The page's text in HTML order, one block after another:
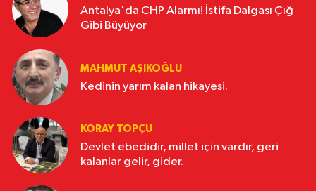
Antalya'da CHP Alarmı! İstifa Dalgası Çığ
Gibi Büyüyor
MAHMUT AŞIKOĞLU
Kedinin yarım kalan hikayesi.
KORAY TOPÇU
Devlet ebedidir, millet için vardır, geri
kalanlar gelir, gider.